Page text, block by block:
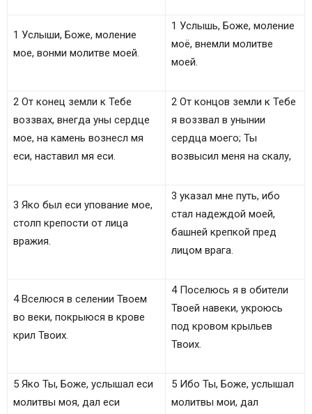
1 Услыши, Боже, моление
мое, вонми молитве моей.
1 Услышь, Боже, моление
моё, внемли молитве
моей.
2 От конец земли к Тебе
воззвах, внегда уны сердце
мое, на камень вознесл мя
еси, наставил мя еси.
2 От концов земли к Тебе
я воззвал в унынии
сердца моего; Ты
возвысил меня на скалу,
3 Яко был еси упование мое,
столп крепости от лица
вражия.
3 указал мне путь, ибо
стал надеждой моей,
башней крепкой пред
лицом врага.
4 Вселюся в селении Твоем
во веки, покрыюся в крове
крил Твоих.
4 Поселюсь я в обители
Твоей навеки, укроюсь
под кровом крыльев
Твоих.
5 Яко Ты, Боже, услышал еси
молитвы моя, дал еси
5 Ибо Ты, Боже, услышал
молитвы мои, дал